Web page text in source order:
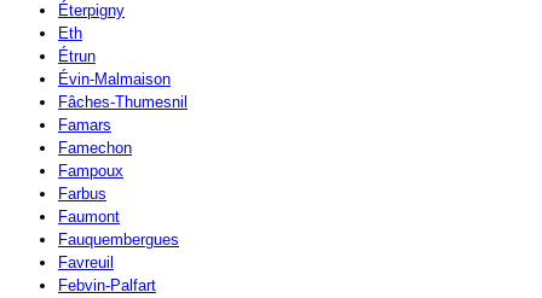
Éterpigny
Eth
Étrun
Évin-Malmaison
Fâches-Thumesnil
Famars
Famechon
Fampoux
Farbus
Faumont
Fauquembergues
Favreuil
Febvin-Palfart